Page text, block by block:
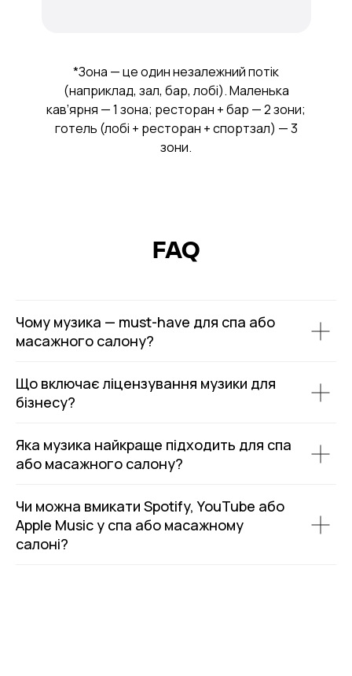
*Зона — це один незалежний потік
(наприклад, зал, бар, лобі). Маленька
кав’ярня — 1 зона; ресторан + бар — 2 зони;
готель (лобі + ресторан + спортзал) — 3
зони.
FAQ
Чому музика — must-have для спа або
масажного салону?
Що включає ліцензування музики для
бізнесу?
Яка музика найкраще підходить для спа
або масажного салону?
Чи можна вмикати Spotify, YouTube або
Apple Music у спа або масажному
салоні?